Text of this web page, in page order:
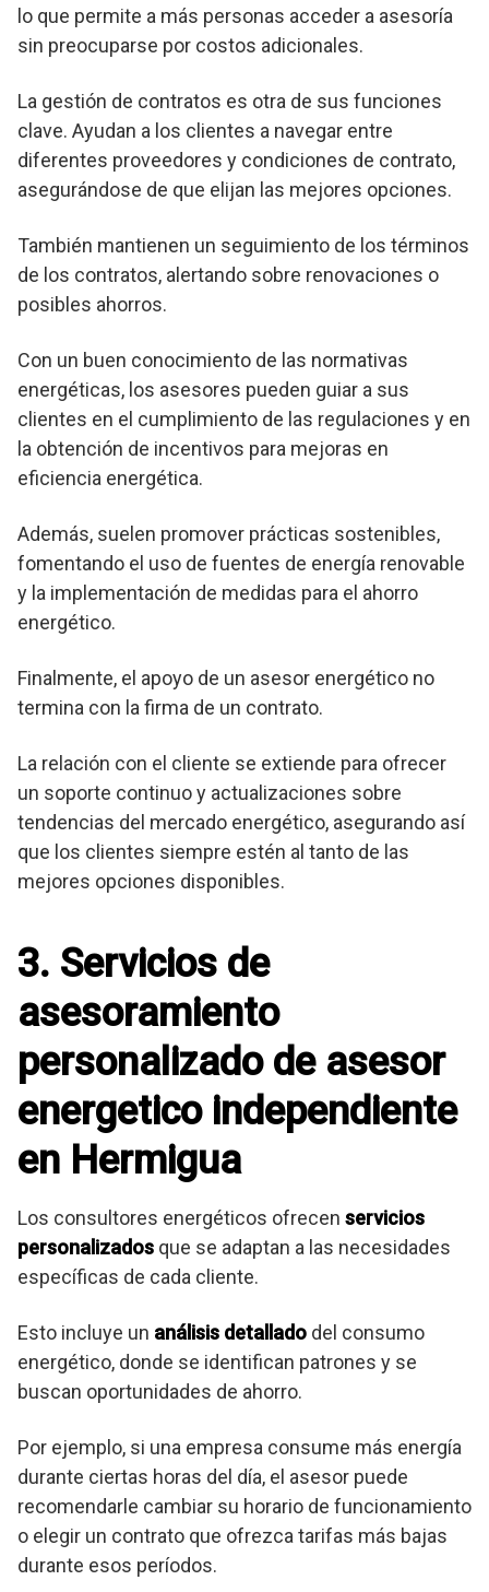
lo que permite a más personas acceder a asesoría
sin preocuparse por costos adicionales.
La gestión de contratos es otra de sus funciones
clave. Ayudan a los clientes a navegar entre
diferentes proveedores y condiciones de contrato,
asegurándose de que elijan las mejores opciones.
También mantienen un seguimiento de los términos
de los contratos, alertando sobre renovaciones o
posibles ahorros.
Con un buen conocimiento de las normativas
energéticas, los asesores pueden guiar a sus
clientes en el cumplimiento de las regulaciones y en
la obtención de incentivos para mejoras en
eficiencia energética.
Además, suelen promover prácticas sostenibles,
fomentando el uso de fuentes de energía renovable
y la implementación de medidas para el ahorro
energético.
Finalmente, el apoyo de un asesor energético no
termina con la firma de un contrato.
La relación con el cliente se extiende para ofrecer
un soporte continuo y actualizaciones sobre
tendencias del mercado energético, asegurando así
que los clientes siempre estén al tanto de las
mejores opciones disponibles.
3. Servicios de
asesoramiento
personalizado de asesor
energetico independiente
en Hermigua
Los consultores energéticos ofrecen servicios
personalizados que se adaptan a las necesidades
específicas de cada cliente.
Esto incluye un análisis detallado del consumo
energético, donde se identifican patrones y se
buscan oportunidades de ahorro.
Por ejemplo, si una empresa consume más energía
durante ciertas horas del día, el asesor puede
recomendarle cambiar su horario de funcionamiento
o elegir un contrato que ofrezca tarifas más bajas
durante esos períodos.